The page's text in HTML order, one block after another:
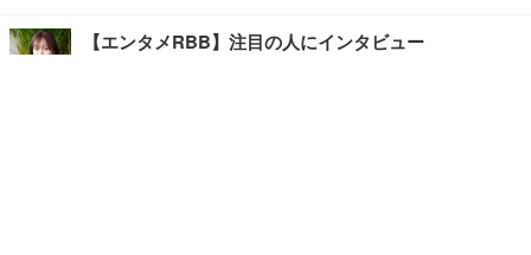
【エンタメRBB】注目の人にインタビュー